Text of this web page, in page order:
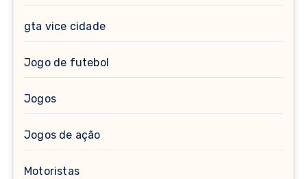
gta vice cidade
Jogo de futebol
Jogos
Jogos de ação
Motoristas